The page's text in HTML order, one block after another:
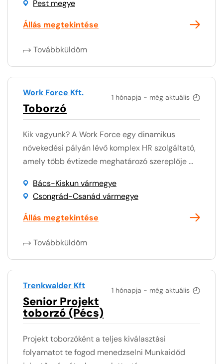
Pest megye
Állás megtekintése
Továbbküldöm
1 hónapja - még aktuális
Work Force Kft.
Toborzó
Kik vagyunk? A Work Force egy dinamikus
növekedési pályán lévő komplex HR szolgáltató,
amely több évtizede meghatározó szereplője ...
Bács-Kiskun vármegye
Csongrád-Csanád vármegye
Állás megtekintése
Továbbküldöm
1 hónapja - még aktuális
Trenkwalder Kft
Senior Projekt
toborzó (Pécs)
Projekt toborzóként a teljes kiválasztási
folyamatot te fogod menedzselni Munkaidőd